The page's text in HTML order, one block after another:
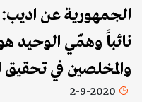
الجمهورية عن اديب:
نائباً وهمّي الوحيد
والمخلصين في تحقيق
2-9-2020